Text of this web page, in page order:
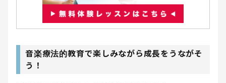
音楽療法的教育で楽しみながら成長をうながそ
う！